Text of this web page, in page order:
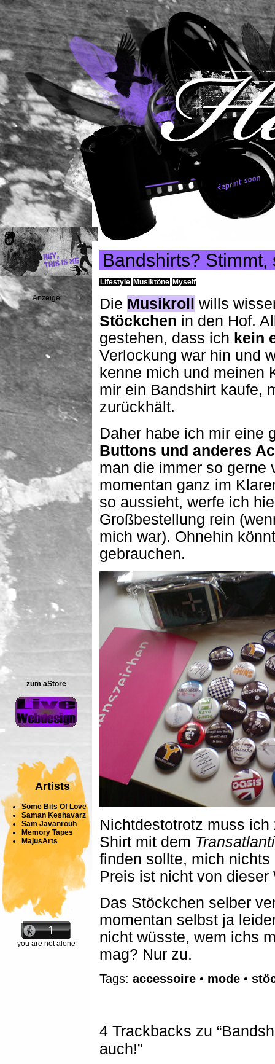
Anzeige
zum aStore
Artists
Some Bits Of Love
Saman Keshavarz
Sam Javanrouh
Memory Tapes
MajusArts
you are not alone
Bandshirts? Stimmt,
Lifestyle Musiktöne Myself
Die Musikroll
wills
Stöckchen in den Hof.
gestehen, dass ich kein
Verlockung war hin und
kenne mich und meinen
mir ein Bandshirt kaufe,
zurückhält.
Daher habe ich mir eine
Buttons und anderes
man die immer so gerne
momentan ganz im
so aussieht, werfe ich
Großbestellung rein
mich war). Ohnehin
gebrauchen.
Nichtdestotrotz muss
Shirt mit dem
finden sollte, mich
Preis ist nicht von dieser
Das Stöckchen selber
momentan selbst ja
nicht wüsste, wem ichs
mag? Nur zu.
Tags:accessoire • mode •
4 Trackbacks zu
auch!”